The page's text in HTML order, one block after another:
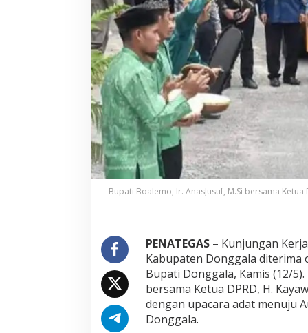
K
u
n
k
e
r
B
u
p
a
t
o
a
l
U
p
a
c
a
r
a
A
Bupati Boalemo, Ir. AnasJusuf, M.Si bersama
PENATEGAS – Kunjungan
Kabupaten Donggala
Bupati Donggala, Kamis (12/
bersama Ketua DPRD, H.
dengan upacara adat menuju
Donggala.